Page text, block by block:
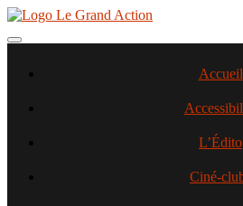
Aller
contenu
Toggle navigation
Accueil
L’Édito
Ciné-